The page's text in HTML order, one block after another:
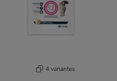
4 variantes